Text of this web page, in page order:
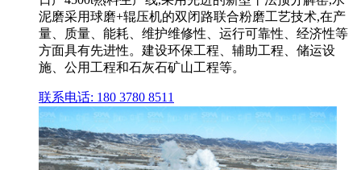
泥磨采用球磨+辊压机的双闭路联合粉磨工艺技术,在产
量、质量、能耗、维护维修性、运行可靠性、经济性等
方面具有先进性。建设环保工程、辅助工程、储运设
施、公用工程和石灰石矿山工程等。
联系电话: 180 3780 8511